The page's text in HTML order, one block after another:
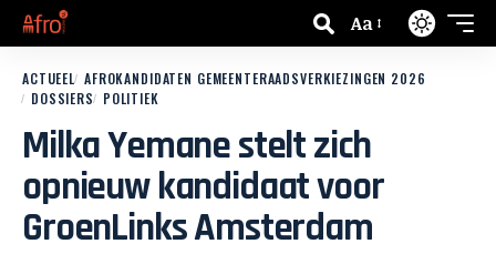
Aa
ACTUEEL AFROKANDIDATEN GEMEENTERAADSVERKIEZINGEN 2026
DOSSIERS POLITIEK
Milka Yemane stelt zich
opnieuw kandidaat voor
GroenLinks Amsterdam